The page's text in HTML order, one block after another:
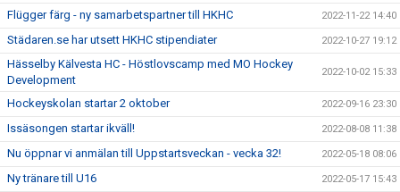
Flügger färg - ny samarbetspartner till HKHC 2022-11-22 14:40
Städaren.se har utsett HKHC stipendiater 2022-10-27 19:12
Hässelby Kälvesta HC - Höstlovscamp med MO Hockey
Development
2022-10-02 15:33
Hockeyskolan startar 2 oktober 2022-09-16 23:30
Issäsongen startar ikväll! 2022-08-08 11:38
Nu öppnar vi anmälan till Uppstartsveckan - vecka 32! 2022-05-18 08:06
Ny tränare till U16 2022-05-17 15:43